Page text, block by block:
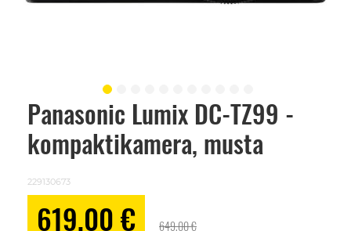
Panasonic Lumix DC-TZ99 -
kompaktikamera, musta
229130673
619,00 € 649,00 €
Skip
beginning
images
gallery